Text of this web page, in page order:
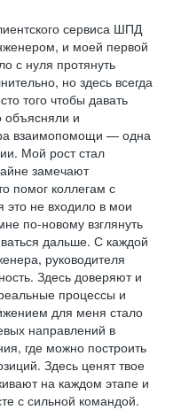
сервиса ШПД
и моей первой
с нуля протянуть
но здесь всегда
того чтобы давать
объясняли и
взаимопомощи — одна
Мой рост стал
замечают
помог коллегам с
это не входило в мои
по-новому взглянуть
дальше. С каждой
руководителя
Здесь доверяют и
процессы и
для меня стало
направлений в
где можно построить
Здесь ценят твое
на каждом этапе и
с сильной командой.